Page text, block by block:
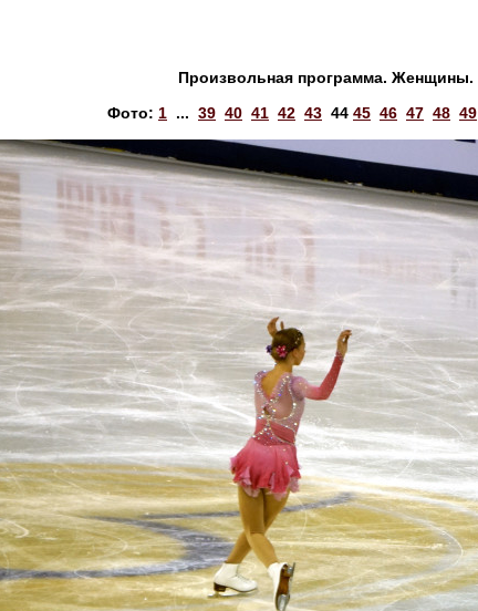
Произвольная программа. Женщины.
Фото: 1 ... 39 40 41 42 43 44 45 46 47 48 49